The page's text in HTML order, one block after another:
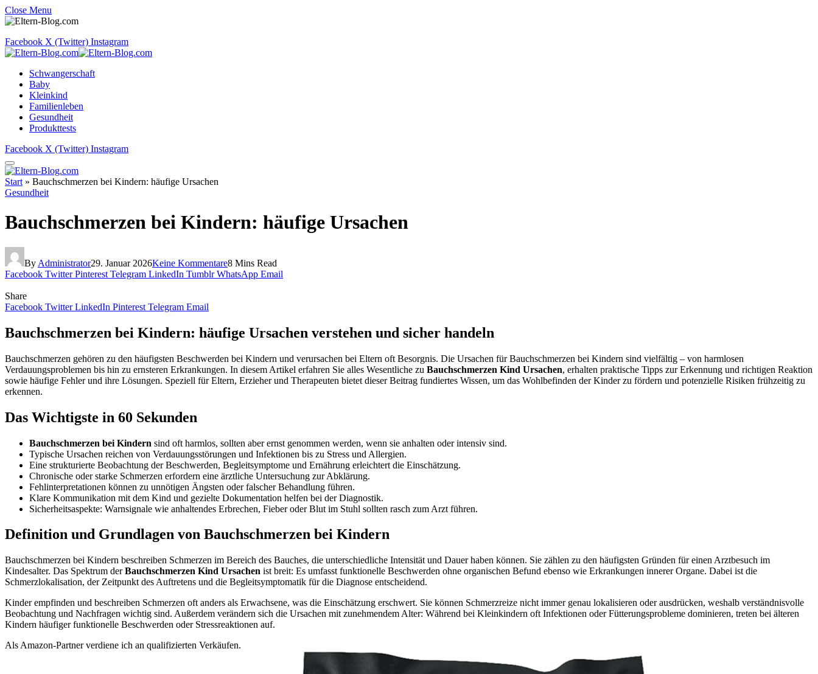
Close Menu
Facebook X (Twitter) Instagram
Schwangerschaft
Baby
Kleinkind
Familienleben
Gesundheit
Produkttests
Facebook X (Twitter) Instagram
Start » Bauchschmerzen bei Kindern: häufige Ursachen
Gesundheit
Bauchschmerzen bei Kindern: häufige Ursachen
By Administrator29. Januar 2026Keine Kommentare8 Mins Read
Facebook Twitter Pinterest Telegram LinkedIn Tumblr WhatsApp Email
Share
Facebook Twitter LinkedIn Pinterest Telegram Email
Bauchschmerzen bei Kindern: häufige Ursachen verstehen und sicher handeln
Bauchschmerzen gehören zu den häufigsten Beschwerden bei Kindern und verursachen bei Eltern oft Besorgnis. Die Ursachen für Bauchschmerzen bei Kindern sind vielfältig – von harmlosen
Verdauungsproblemen bis hin zu ernsteren Erkrankungen. In diesem Artikel erfahren Sie alles Wesentliche zu Bauchschmerzen Kind Ursachen, erhalten praktische Tipps zur Erkennung und richtigen Reaktion
sowie häufige Fehler und ihre Lösungen. Speziell für Eltern, Erzieher und Therapeuten bietet dieser Beitrag fundiertes Wissen, um das Wohlbefinden der Kinder zu fördern und potenzielle Risiken frühzeitig zu
erkennen.
Das Wichtigste in 60 Sekunden
Bauchschmerzen bei Kindern sind oft harmlos, sollten aber ernst genommen werden, wenn sie anhalten oder intensiv sind.
Typische Ursachen reichen von Verdauungsstörungen und Infektionen bis zu Stress und Allergien.
Eine strukturierte Beobachtung der Beschwerden, Begleitsymptome und Ernährung erleichtert die Einschätzung.
Chronische oder starke Schmerzen erfordern eine ärztliche Untersuchung zur Abklärung.
Fehlinterpretationen können zu unnötigen Ängsten oder falscher Behandlung führen.
Klare Kommunikation mit dem Kind und gezielte Dokumentation helfen bei der Diagnostik.
Sicherheitsaspekte: Warnsignale wie anhaltendes Erbrechen, Fieber oder Blut im Stuhl sollten rasch zum Arzt führen.
Definition und Grundlagen von Bauchschmerzen bei Kindern
Bauchschmerzen bei Kindern beschreiben Schmerzen im Bereich des Bauches, die unterschiedliche Intensität und Dauer haben können. Sie zählen zu den häufigsten Gründen für einen Arztbesuch im
Kindesalter. Das Spektrum derBauchschmerzen Kind Ursachen ist breit: Es umfasst funktionelle Beschwerden ohne organischen Befund ebenso wie Erkrankungen innerer Organe. Dabei ist die
Schmerzlokalisation, der Zeitpunkt des Auftretens und die Begleitsymptomatik für die Diagnose entscheidend.
Kinder empfinden und beschreiben Schmerzen oft anders als Erwachsene, was die Einschätzung erschwert. Sie können Schmerzreize nicht immer genau lokalisieren oder ausdrücken, weshalb verständnisvolle
Beobachtung und Nachfragen wichtig sind. Außerdem verändern sich die Ursachen mit zunehmendem Alter: Während bei Kleinkindern oft Infektionen oder Fütterungsprobleme dominieren, treten bei älteren
Kindern häufiger funktionelle Beschwerden oder Stressreaktionen auf.
Als Amazon-Partner verdiene ich an qualifizierten Verkäufen.